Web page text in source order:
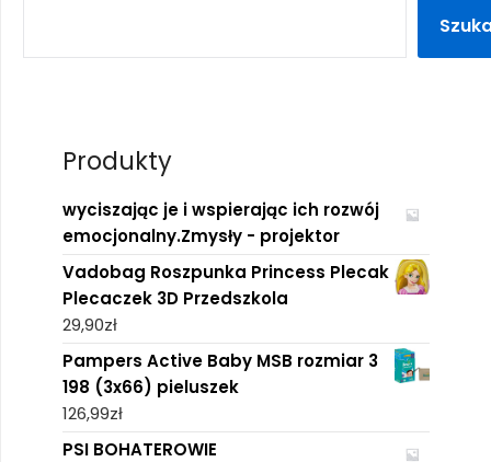
Produkty
wyciszając je i wspierając ich rozwój
emocjonalny.Zmysły - projektor
Vadobag Roszpunka Princess Plecak
Plecaczek 3D Przedszkola
29,90zł
Pampers Active Baby MSB rozmiar 3
198 (3x66) pieluszek
126,99zł
PSI BOHATEROWIE